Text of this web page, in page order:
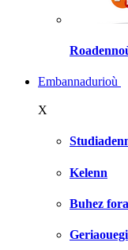
Embannadurioù
X
Kelenn
Buhez
Geriaouegi